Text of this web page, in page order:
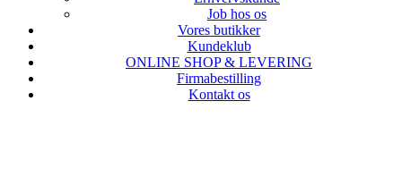
Job hos os
Vores butikker
Kundeklub
ONLINE SHOP & LEVERING
Firmabestilling
Kontakt os